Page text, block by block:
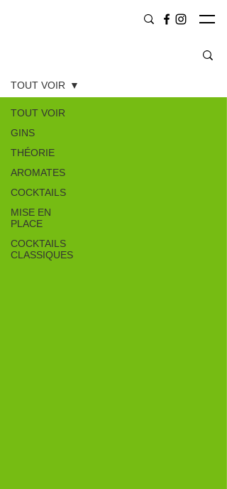
TOUT VOIR
GINS
THÉORIE
AROMATES
COCKTAILS
MISE EN
PLACE
COCKTAILS
CLASSIQUES
TOUT VOIR